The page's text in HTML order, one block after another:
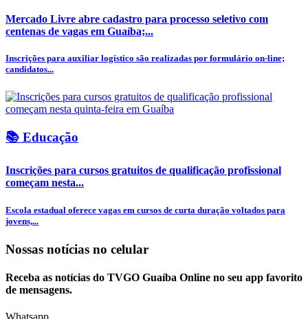
Mercado Livre abre cadastro para processo seletivo com
centenas de vagas em Guaíba;...
Inscrições para auxiliar logístico são realizadas por formulário on-line;
candidatos...
📚 Educação
Inscrições para cursos gratuitos de qualificação profissional
começam nesta...
Escola estadual oferece vagas em cursos de curta duração voltados para
jovens,...
Nossas notícias no celular
Receba as notícias do TVGO Guaíba Online no seu app favorito
de mensagens.